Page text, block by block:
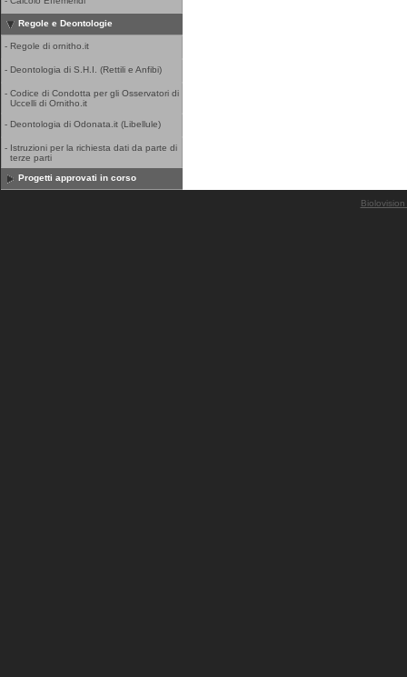
Regole e Deontologie
- Regole di ornitho.it
- Deontologia di S.H.I. (Rettili e Anfibi)
- Codice di Condotta per gli Osservatori di
Uccelli di Ornitho.it
- Deontologia di Odonata.it (Libellule)
- Istruzioni per la richiesta dati da parte di
terze parti
Progetti approvati in corso
Biolovision